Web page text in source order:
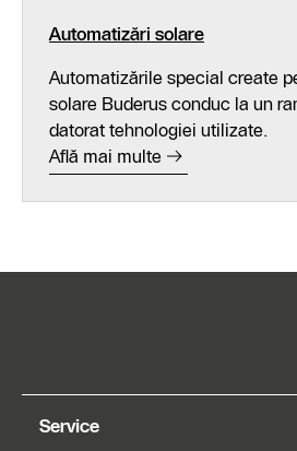
Automatizări solare
Automatizările special create
solare Buderus conduc la un
datorat tehnologiei utilizate.
Află mai multe
Service